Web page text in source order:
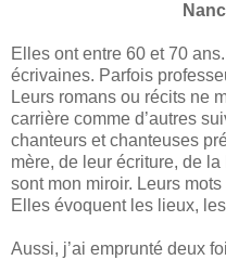
Elles ont entre 60 et 70
écrivaines. Parfois
Leurs romans ou récits ne
carrière comme d’autres
chanteurs et chanteuses
mère, de leur écriture, de
sont mon miroir. Leurs
Elles évoquent les lieux,
Aussi, j’ai emprunté deux